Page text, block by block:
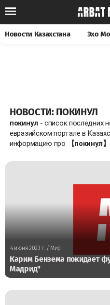
Новости Казахстана Эхо
НОВОСТИ: ПОКИНУЛ
покинул- список последних
евразийском портале в
информацию про
【покинул】
4 июня 2023 г./ Мир
Карим Бензема покидает
Мадрид"